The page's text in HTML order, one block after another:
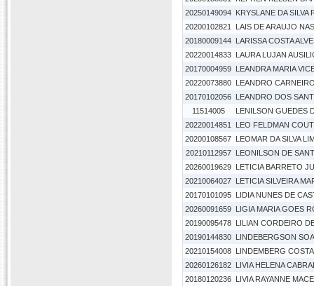
20250149094 KRYSLANE DA SILVA
20200102821
LAIS DE ARAUJO
20180009144 LARISSA COSTA
20220014833 LAURA LUJAN
20170004959 LEANDRA MARIA
20220073880 LEANDRO
20170102056 LEANDRO DOS
11514005
LENILSON GUEDES
20220014851
LEO FELDMAN
20200108567 LEOMAR DA SILVA
20210112957
LEONILSON DE
20260019629 LETICIA BARRETO
20210064027 LETICIA SILVEIRA
20170101095 LIDIA NUNES DE
20260091659 LIGIA MARIA GOES
20190095478 LILIAN CORDEIRO
20190144830 LINDEBERGSON
20210154008 LINDEMBERG
20260126182 LIVIA HELENA
20180120236 LIVIA RAYANNE